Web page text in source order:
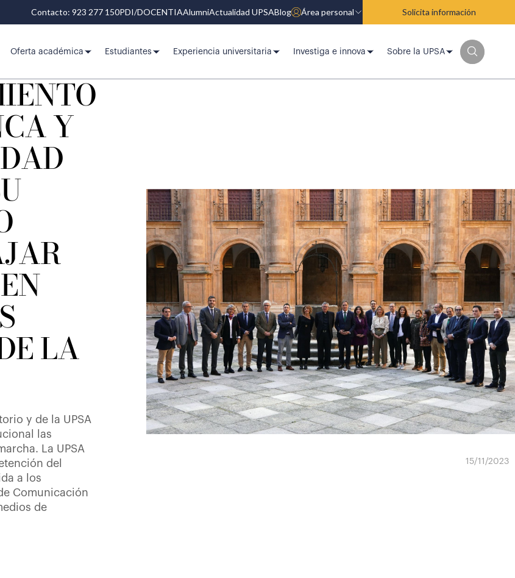
Contacto: 923 277 150PDI/DOCENTIAAlumniActualidad UPSABlog Área personal Solicita información
Oferta académica Estudiantes Experiencia universitaria Investiga e innova Sobre la UPSA
Y
LA
y de la UPSA
las
La UPSA
del
a los
Comunicación
de
15/11/2023